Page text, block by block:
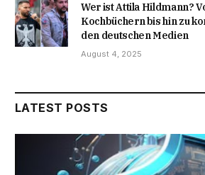
Wer ist Attila Hildmann?
Kochbüchern bis hin zu
den deutschen Medien
August 4, 2025
LATEST POSTS